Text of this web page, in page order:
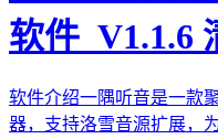
软件_V1.1.6
软件介绍一隅听音是一款
器，支持洛雪音源扩展，